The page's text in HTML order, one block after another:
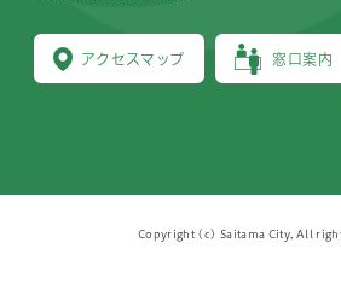
アクセスマップ 窓口案内
Copyright (c) Saitama City, All